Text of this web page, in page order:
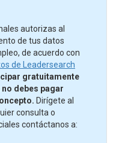
autorizas al
de tus datos
de acuerdo con
de Leadersearch
gratuitamente
debes pagar
Dirígete al
consulta o
contáctanos a: